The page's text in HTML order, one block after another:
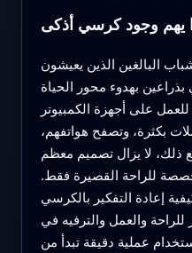
يهم وجود كرسي أذكى
البالغين الذين يعيشون
بهدوء محور الحياة
على أجهزة الكمبيوتر
بكثرة، وتصفح هواتفهم،
ذلك، لا يزال تصميم معظم
للراحة القصيرة فقط.
إعادة التفكير بالكرسي
للراحة والعمل والترفيه في
عملية دقيقة تبدأ من